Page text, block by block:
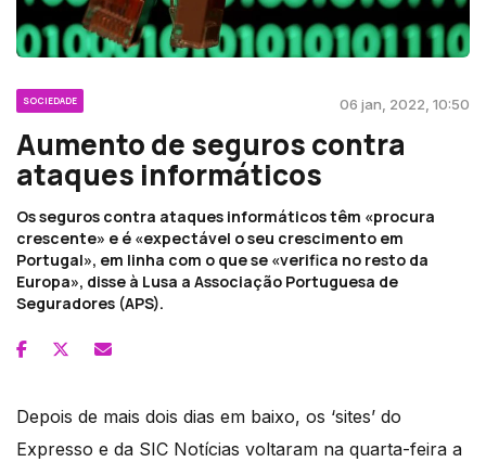
SOCIEDADE 06 jan, 2022, 10:50
Aumento de seguros contra
ataques informáticos
Os seguros contra ataques informáticos têm «procura
crescente» e é «expectável o seu crescimento em
Portugal», em linha com o que se «verifica no resto da
Europa», disse à Lusa a Associação Portuguesa de
Seguradores (APS).
Depois de mais dois dias em baixo, os ‘sites’ do
Expresso e da SIC Notícias voltaram na quarta-feira a